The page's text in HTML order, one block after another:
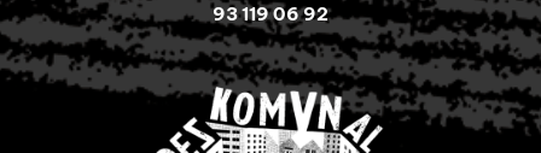
93 119 06 92